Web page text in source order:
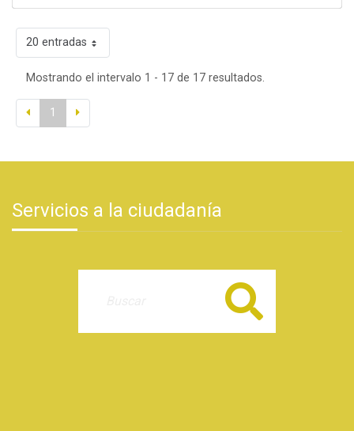
20 entradas
Mostrando el intervalo 1 - 17 de 17 resultados.
1
Servicios a la ciudadanía
Buscar